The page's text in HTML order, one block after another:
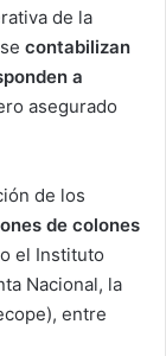
de la
contabilizan
a
asegurado
de los
de colones
el Instituto
Nacional, la
entre